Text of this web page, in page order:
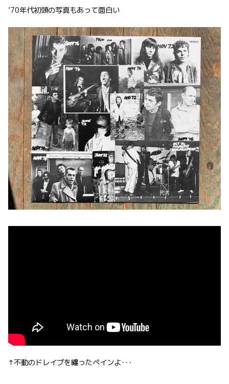
’70年代初頭の写真もあって面白い
↑不動のドレイプを纏ったペインよ･･･